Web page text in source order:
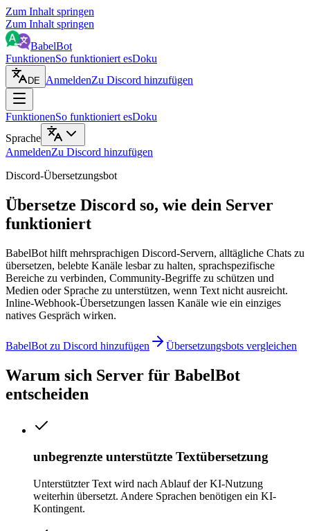
Zum Inhalt springen
Zum Inhalt springen
BabelBot
FunktionenSo funktioniert esDoku
DE AnmeldenZu Discord hinzufügen
FunktionenSo funktioniert esDoku
Sprache
AnmeldenZu Discord hinzufügen
Discord-Übersetzungsbot
Übersetze Discord so, wie dein Server
funktioniert
BabelBot hilft mehrsprachigen Discord-Servern, alltägliche Chats zu
übersetzen, belebte Kanäle lesbar zu halten, sprachspezifische
Bereiche zu verbinden, Community-Begriffe zu schützen und
Medien oder Sprache zu unterstützen, wenn Text nicht ausreicht.
Inline-Webhook-Übersetzungen lassen Kanäle wie ein einziges
natives Gespräch wirken.
BabelBot zu Discord hinzufügen Übersetzungsbots vergleichen
Warum sich Server für BabelBot
entscheiden
unbegrenzte unterstützte Textübersetzung
Unterstützter Text wird nach Ablauf der KI-Nutzung
weiterhin übersetzt. Andere Sprachen benötigen ein KI-
Kontingent.